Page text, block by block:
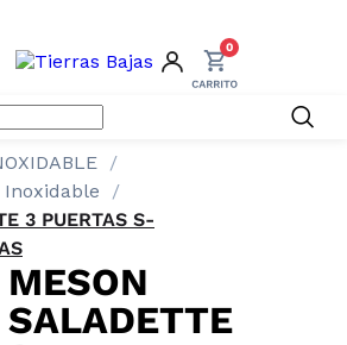
0
Inoxidable
3 PUERTAS S-
MESON
SALADETTE